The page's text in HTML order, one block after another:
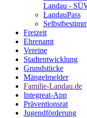
Landau -
LandauPass
Freizeit
Ehrenamt
Vereine
Stadtentwicklung
Grundstücke
Mängelmelder
Familie-Landau.de
Integreat-App
Präventionsrat
Jugendförderung